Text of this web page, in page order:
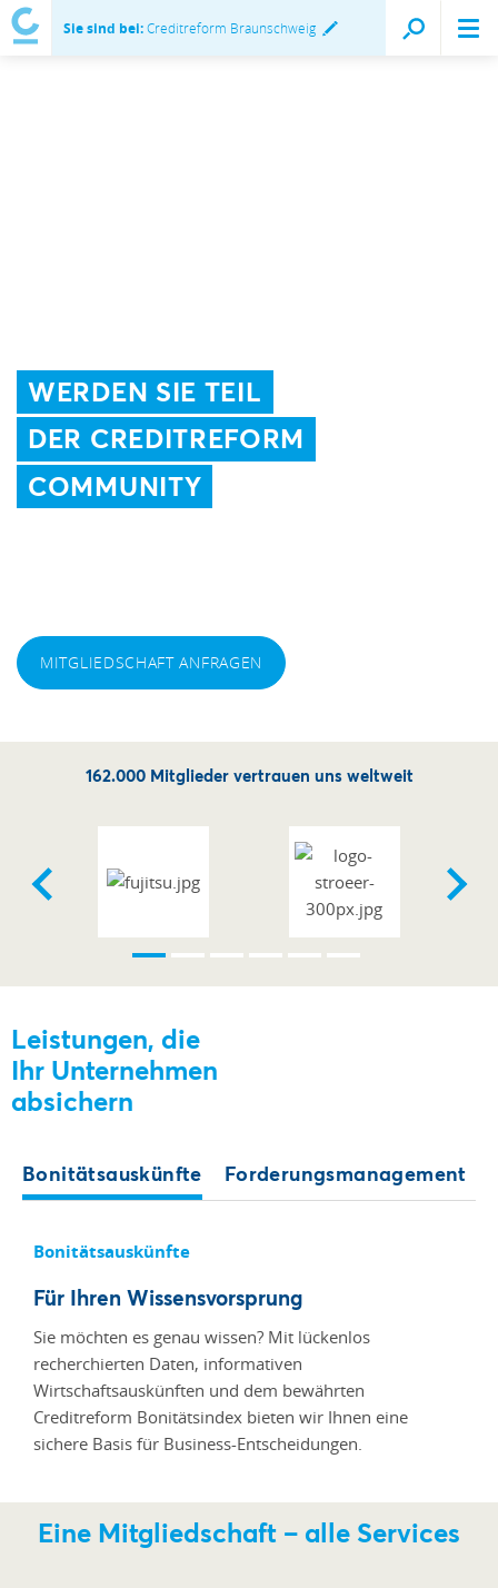
Sie sind bei:Creditreform Braunschweig
WERDEN SIE TEIL
DER CREDITREFORM
COMMUNITY
MITGLIEDSCHAFT ANFRAGEN
162.000 Mitglieder vertrauen uns weltweit
Leistungen, die
Ihr Unternehmen
absichern
Bonitätsauskünfte Forderungsmanagement
Bonitätsauskünfte
Für Ihren Wissensvorsprung
Sie möchten es genau wissen? Mit lückenlos
recherchierten Daten, informativen
Wirtschaftsauskünften und dem bewährten
Creditreform Bonitätsindex bieten wir Ihnen eine
sichere Basis für Business-Entscheidungen.
Eine Mitgliedschaft – alle Services